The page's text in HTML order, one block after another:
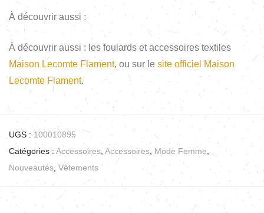
À découvrir aussi :
À découvrir aussi : les foulards et accessoires textiles
Maison Lecomte Flament, ou sur le site officiel Maison
Lecomte Flament.
UGS : 100010895
Catégories : Accessoires Accessoires Mode Femme
Nouveautés Vêtements